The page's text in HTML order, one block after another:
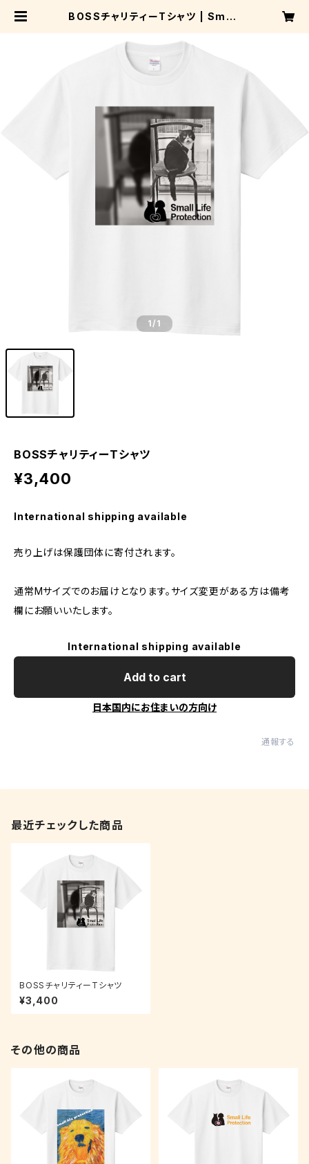
BOSSチャリティーTシャツ | Small
1/1
BOSSチャリティーTシャツ
¥3,400
International shipping available
売り上げは保護団体に寄付されます。
通常Mサイズでのお届けとなります。サイズ変更がある方は備考
欄にお願いいたします。
International shipping available
Add to cart
日本国内にお住まいの方向け
通報する
最近チェックした商品
BOSSチャリティーTシャツ
¥3,400
その他の商品